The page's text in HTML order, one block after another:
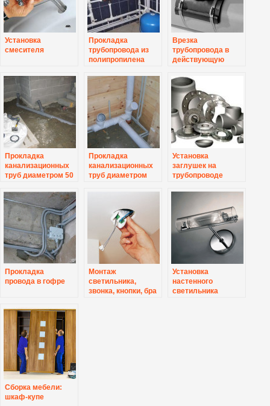
Установка
смесителя
Прокладка
трубопровода из
полипропилена
Врезка
трубопровода в
действующую
Прокладка
канализационных
труб диаметром 50
Прокладка
канализационных
труб диаметром
Установка
заглушек на
трубопроводе
Прокладка
провода в гофре
Монтаж
светильника,
звонка, кнопки, бра
Установка
настенного
светильника
Сборка мебели:
шкаф-купе